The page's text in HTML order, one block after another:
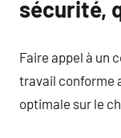
sécurité,
Faire appel à un
travail conforme
optimale sur le